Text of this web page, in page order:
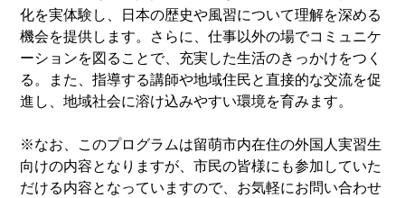
化を実体験し、日本の歴史や風習について理解を深める
機会を提供します。さらに、仕事以外の場でコミュニケ
ーションを図ることで、充実した生活のきっかけをつく
る。また、指導する講師や地域住民と直接的な交流を促
進し、地域社会に溶け込みやすい環境を育みます。
※なお 、このプログラムは留萌市内在住の外国 人実習生
向けの内容となりますが 、市民の皆様にも参加 していた
だける内容となっていますので、お気軽にお問い合わせ